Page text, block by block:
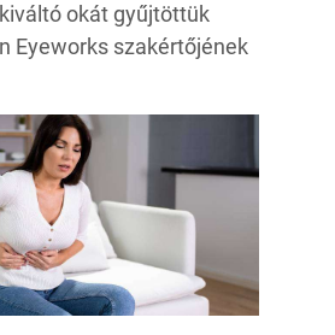
okát gyűjtöttük
Eyeworks szakértőjének